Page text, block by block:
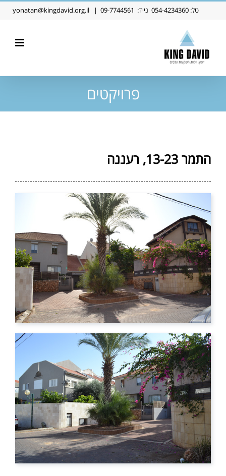
טל:054-4234360 נייד: 09-7744561
|
yonatan@kingdavid.org.il
פרויקטים
התמר 13-23, רעננה